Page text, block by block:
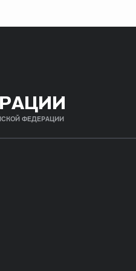
ФЕДЕРАЦИИ